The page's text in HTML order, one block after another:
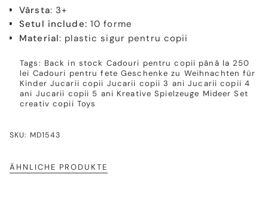
Vârsta: 3+
Setul include: 10 forme
Material: plastic sigur pentru copii
Tags: Back in stock Cadouri pentru copii până la 250
lei Cadouri pentru fete Geschenke zu Weihnachten für
Kinder Jucarii copii Jucarii copii 3 ani Jucarii copii 4
ani Jucarii copii 5 ani Kreative Spielzeuge Mideer Set
creativ copii Toys
SKU: MD1543
ÄHNLICHE PRODUKTE